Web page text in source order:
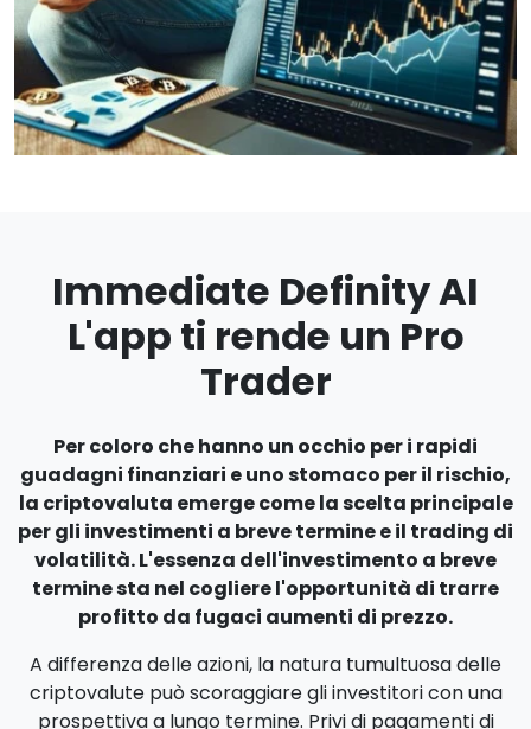
Immediate Definity AI
L'app ti rende un Pro
Trader
Per coloro che hanno un occhio per i rapidi
guadagni finanziari e uno stomaco per il rischio,
la criptovaluta emerge come la scelta principale
per gli investimenti a breve termine e il trading di
volatilità. L'essenza dell'investimento a breve
termine sta nel cogliere l'opportunità di trarre
profitto da fugaci aumenti di prezzo.
A differenza delle azioni, la natura tumultuosa delle
criptovalute può scoraggiare gli investitori con una
prospettiva a lungo termine. Privi di pagamenti di